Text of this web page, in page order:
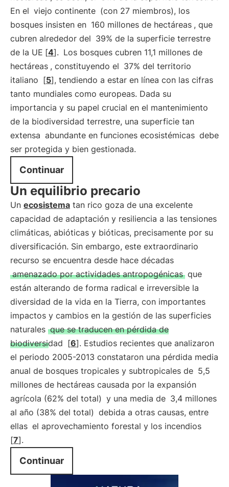
En el viejo continente (con 27 miembros), los
bosques insisten en 160 millones de hectáreas , que
cubren alrededor del 39% de la superficie terrestre
de la UE [4]. Los bosques cubren 11,1 millones de
hectáreas , constituyendo el 37% del territorio
italiano [5], tendiendo a estar en línea con las cifras
tanto mundiales como europeas. Dada su
importancia y su papel crucial en el mantenimiento
de la biodiversidad terrestre, una superficie tan
extensa abundante en funciones ecosistémicas debe
ser protegida y bien gestionada.
Continuar
Un equilibrio precario
Un ecosistema tan rico goza de una excelente
capacidad de adaptación y resiliencia a las tensiones
climáticas, abióticas y bióticas, precisamente por su
diversificación. Sin embargo, este extraordinario
recurso se encuentra desde hace décadas
amenazado por actividades antropogénicas que
están alterando de forma radical e irreversible la
diversidad de la vida en la Tierra, con importantes
impactos y cambios en la gestión de las superficies
naturales que se traducen en pérdida de
biodiversidad [6]. Estudios recientes que analizaron
el periodo 2005-2013 constataron una pérdida media
anual de bosques tropicales y subtropicales de 5,5
millones de hectáreas causada por la expansión
agrícola (62% del total) y una media de 3,4 millones
al año (38% del total) debida a otras causas, entre
ellas el aprovechamiento forestal y los incendios
[7].
Continuar